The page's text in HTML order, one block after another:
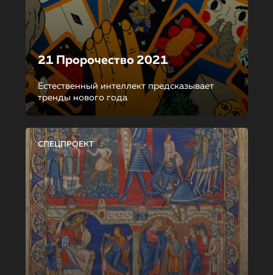
21 Пророчество 2021
Естественный интеллект предсказывает
тренды нового года
СПЕЦПРОЕКТ